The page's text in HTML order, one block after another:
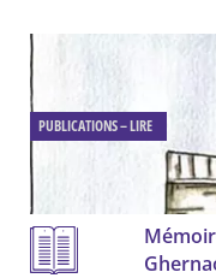
PUBLICATIONS – LIRE